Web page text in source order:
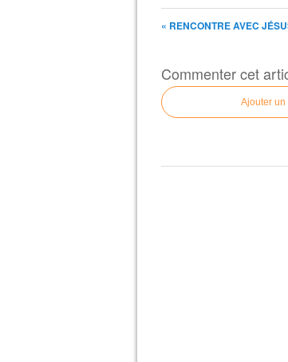
« RENCONTRE AVEC
Commenter cet
Ajouter un